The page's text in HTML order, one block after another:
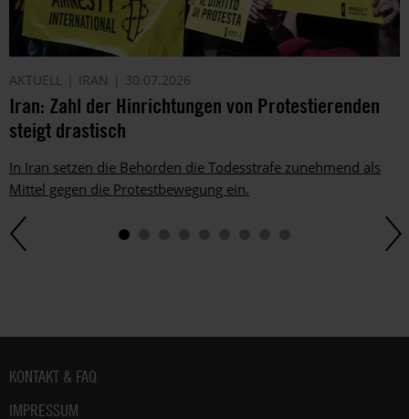
AKTUELL IRAN 30.07.2026
Iran: Zahl der Hinrichtungen von Protestierenden
steigt drastisch
In Iran setzen die Behörden die Todesstrafe zunehmend als
Mittel gegen die Protestbewegung ein.
Fußbereich
KONTAKT & FAQ
IMPRESSUM